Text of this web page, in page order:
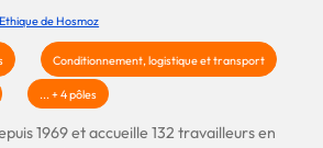
de Hosmoz
Conditionnement, logistique et transport
... + 4 pôles
1969 et accueille 132 travailleurs en